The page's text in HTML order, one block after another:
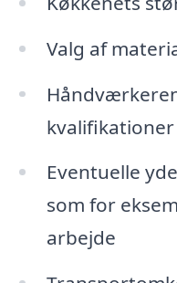
Valg af
kvalifikationer
Eventuelle
som for
arbejde